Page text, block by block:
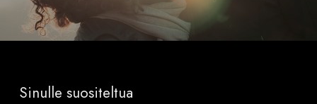
Sinulle suositeltua